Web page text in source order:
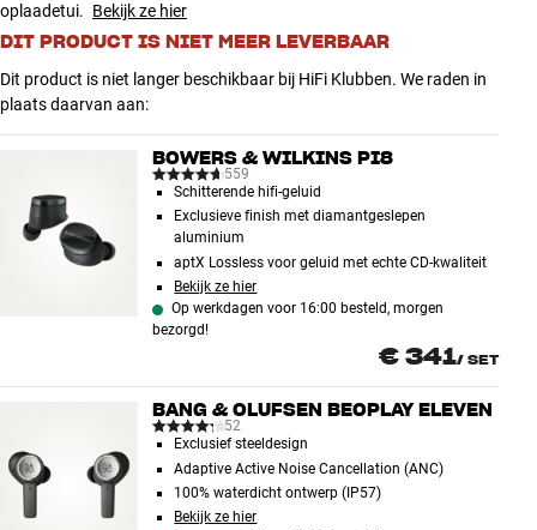
Winkels
Klantenservice
Inloggen
Klantenservice
oplaadetui. Bekijk ze hier
DIT PRODUCT IS NIET MEER LEVERBAAR
Dit product is niet langer beschikbaar bij HiFi Klubben. We raden in
plaats daarvan aan:
BOWERS & WILKINS PI8
559
Schitterende hifi-geluid
Exclusieve finish met diamantgeslepen
aluminium
aptX Lossless voor geluid met echte CD-kwaliteit
Bekijk ze hier
Op werkdagen voor 16:00 besteld, morgen
bezorgd!
€ 341/ SET
BANG & OLUFSEN BEOPLAY ELEVEN
52
Exclusief steeldesign
Adaptive Active Noise Cancellation (ANC)
100% waterdicht ontwerp (IP57)
Bekijk ze hier